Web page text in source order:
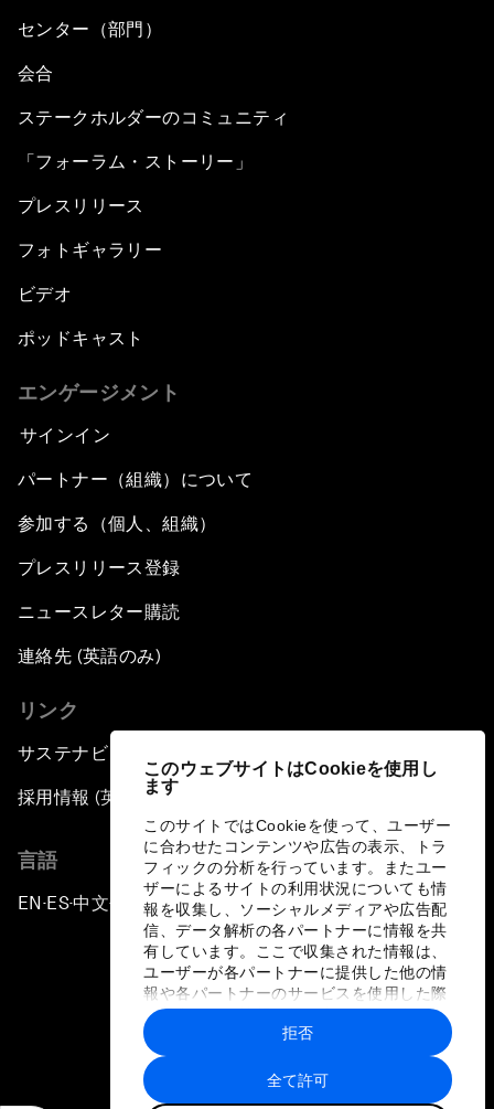
このウェブサイトはCookieを使用し
ます
このサイトではCookieを使って、ユーザー
に合わせたコンテンツや広告の表示、トラ
フィックの分析を行っています。またユー
ザーによるサイトの利用状況についても情
報を収集し、ソーシャルメディアや広告配
信、データ解析の各パートナーに情報を共
有しています。ここで収集された情報は、
ユーザーが各パートナーに提供した他の情
報や各パートナーのサービスを使用した際
に収集された情報と組み合わされ、各パー
トナーによって使用されることがありま
す。
全て許可
拒否
センター（部門）
会合
ステークホルダーのコミュニティ
「フォーラム・ストーリー」
プレスリリース
フォトギャラリー
ビデオ
ポッドキャスト
エンゲージメント
サインイン
パートナー（組織）について
参加する（個人、組織）
プレスリリース登録
ニュースレター購読
連絡先 (英語のみ)
リンク
サステナビリティへの取り組み
採用情報 (英語のみ)
言語
EN ▪ES▪中文▪ 日本語
プライバシーポリシーと利用規約
サイトマップ